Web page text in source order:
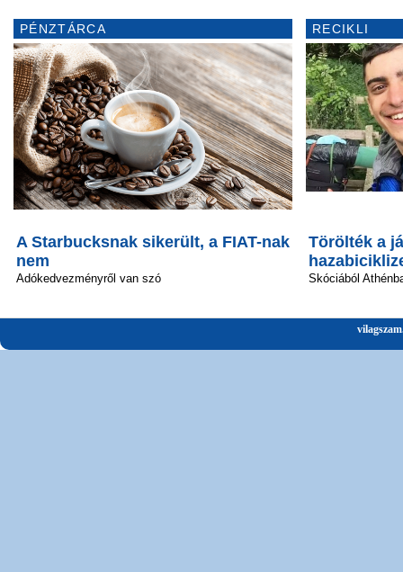
PÉNZTÁRCA
A Starbucksnak sikerült, a FIAT-nak
nem
Adókedvezményről van szó
RECIKLI
Törölték a
Skóciából